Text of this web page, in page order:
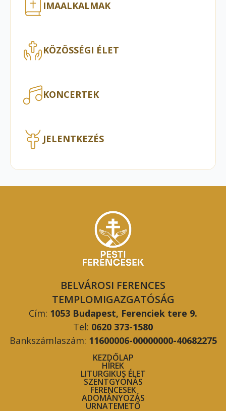
IMAALKALMAK
KÖZÖSSÉGI ÉLET
KONCERTEK
JELENTKEZÉS
BELVÁROSI FERENCES
TEMPLOMIGAZGATÓSÁG
Cím: 1053 Budapest, Ferenciek tere 9.
Tel: 0620 373-1580
Bankszámlaszám: 11600006-00000000-40682275
KEZDŐLAP
HÍREK
LITURGIKUS ÉLET
SZENTGYÓNÁS
FERENCESEK
ADOMÁNYOZÁS
URNATEMETŐ